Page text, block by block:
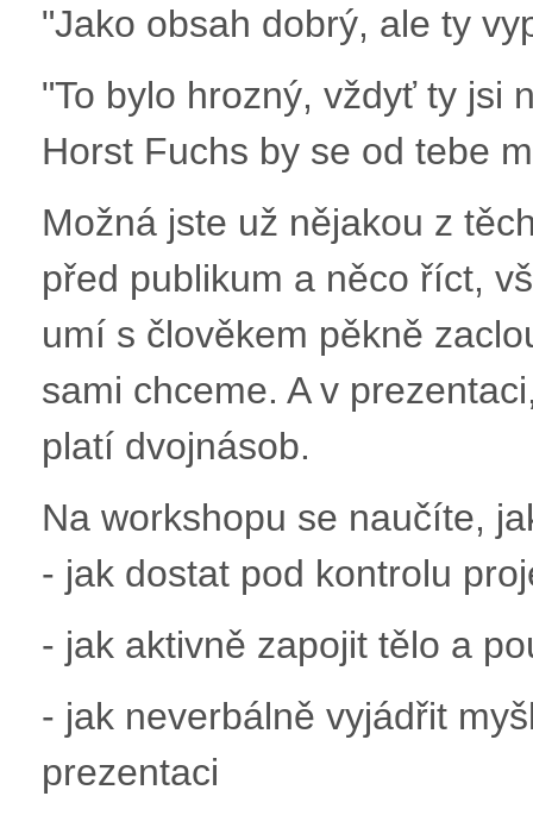
"Jako obsah dobrý, ale ty
"To bylo hrozný, vždyť ty jsi
Horst Fuchs by se od tebe
Možná jste už nějakou z
před publikum a něco říct,
umí s člověkem pěkně
sami chceme. A v
platí dvojnásob.
Na workshopu se naučíte,
- jak dostat pod kontrolu
- jak aktivně zapojit tělo a
- jak neverbálně vyjádřit
prezentaci